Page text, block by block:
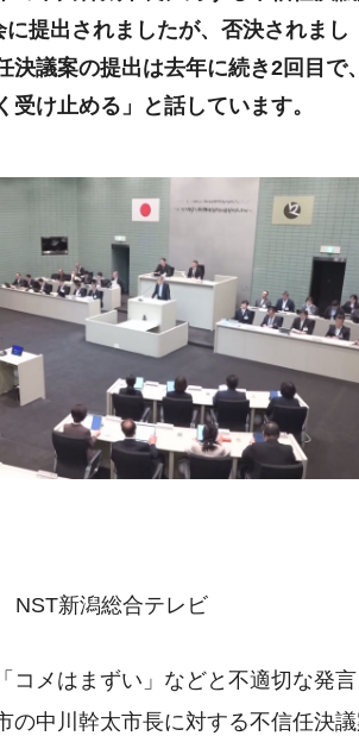
提出されましたが、否決されまし
決議案の提出は去年に続き2回目で
受け止める」と話しています。
NST新潟総合テレビ
コメはまずい」などと不適切な発
の中川幹太市長に対する不信任決